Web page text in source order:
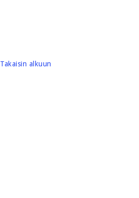
Takaisin alkuun